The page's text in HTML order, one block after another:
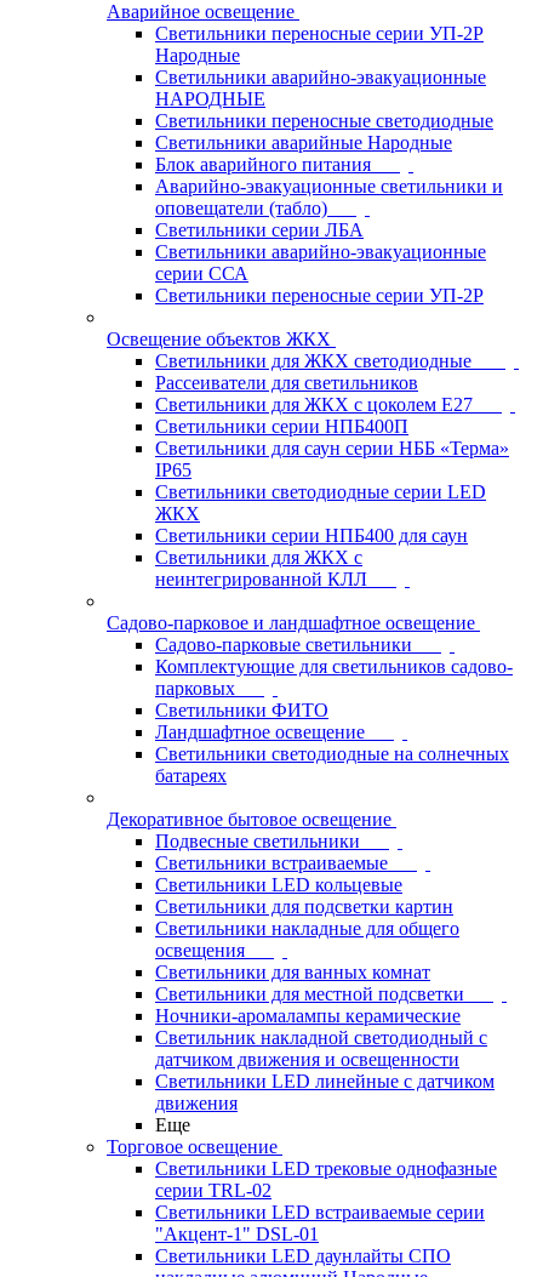
Аварийное освещение
Светильники переносные серии УП-2Р
Народные
Светильники аварийно-эвакуационные
НАРОДНЫЕ
Светильники переносные светодиодные
Светильники аварийные Народные
Блок аварийного питания
Аварийно-эвакуационные светильники и
оповещатели (табло)
Светильники серии ЛБА
Светильники аварийно-эвакуационные
серии ССА
Светильники переносные серии УП-2Р
Освещение объектов ЖКХ
Светильники для ЖКХ светодиодные
Рассеиватели для светильников
Светильники для ЖКХ с цоколем Е27
Светильники серии НПБ400П
Светильники для саун серии НББ «Терма»
IP65
Светильники светодиодные серии LED
ЖКХ
Светильники серии НПБ400 для саун
Светильники для ЖКХ с
неинтегрированной КЛЛ
Садово-парковое и ландшафтное освещение
Садово-парковые светильники
Комплектующие для светильников садово-
парковых
Светильники ФИТО
Ландшафтное освещение
Светильники светодиодные на солнечных
батареях
Декоративное бытовое освещение
Подвесные светильники
Светильники встраиваемые
Светильники LED кольцевые
Светильники для подсветки картин
Светильники накладные для общего
освещения
Светильники для ванных комнат
Светильники для местной подсветки
Ночники-аромалампы керамические
Светильник накладной светодиодный с
датчиком движения и освещенности
Светильники LED линейные с датчиком
движения
Еще
Торговое освещение
Светильники LED трековые однофазные
серии TRL-02
Светильники LED встраиваемые серии
"Акцент-1" DSL-01
Светильники LED даунлайты СПО